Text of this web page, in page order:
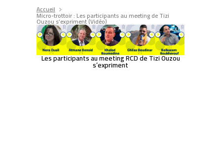
Accueil
Micro-trottoir : Les participants au meeting de Tizi
Ouzou s’expriment (Vidéo)
Les participants au meeting RCD de Tizi Ouzou
s’expriment